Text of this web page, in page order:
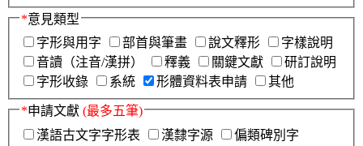
*意見類型
字形與用字
部首與筆畫 說文釋形
字樣說明
音讀（注音/漢拼）
釋義 關鍵文獻
研訂說明
字形收錄
系統 形體資料表申請 其他
*申請文獻 (最多五筆)
漢語古文字字形表
漢隸字源
偏類碑別字